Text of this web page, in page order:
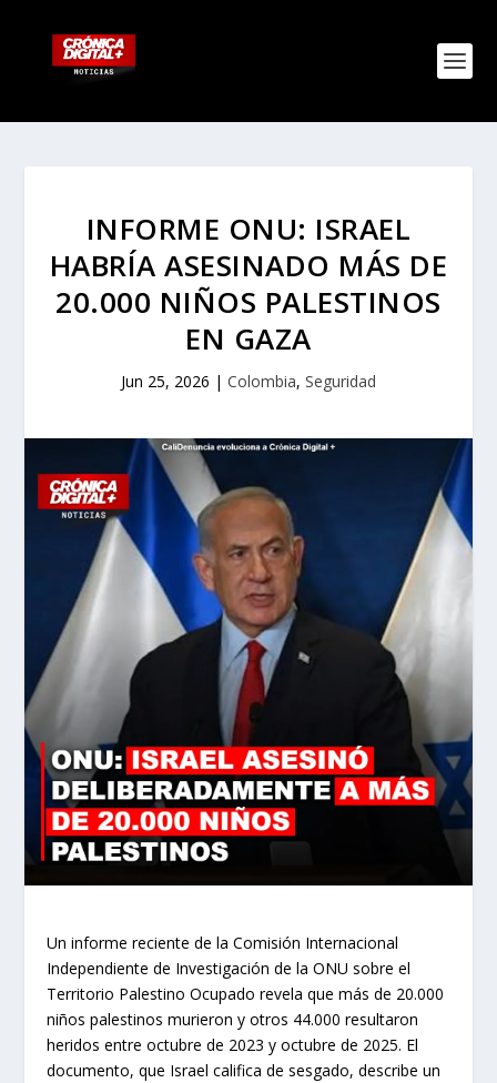
INFORME ONU: ISRAEL
HABRÍA ASESINADO MÁS DE
20.000 NIÑOS PALESTINOS
EN GAZA
Jun 25, 2026 | Colombia, Seguridad
Un informe reciente de la Comisión Internacional
Independiente de Investigación de la ONU sobre el
Territorio Palestino Ocupado revela que más de 20.000
niños palestinos murieron y otros 44.000 resultaron
heridos entre octubre de 2023 y octubre de 2025. El
documento, que Israel califica de sesgado, describe un